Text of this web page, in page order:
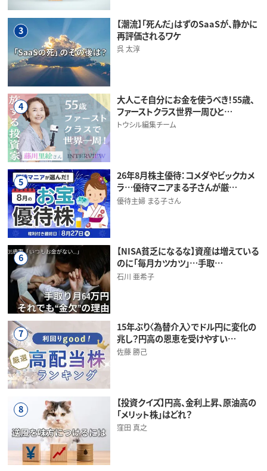
3
【潮流】「死んだ」はずのSaaSが、静かに
再評価されるワケ
呉 太淳
4
大人こそ自分にお金を使うべき！55歳、
ファーストクラス世界一周ひと…
トウシル編集チーム
5
26年8月株主優待：コメダやビックカメ
ラ…優待マニアまる子さんが厳…
優待主婦 まる子さん
6
【NISA貧乏になるな】資産は増えている
のに「毎月カツカツ」…手取…
石川 亜希子
7
15年ぶり〈為替介入〉でドル円に変化の
兆し？円高の恩恵を受けやすい…
佐藤 勝己
8
【投資クイズ】円高、金利上昇、原油高の
「メリット株」はどれ？
窪田 真之